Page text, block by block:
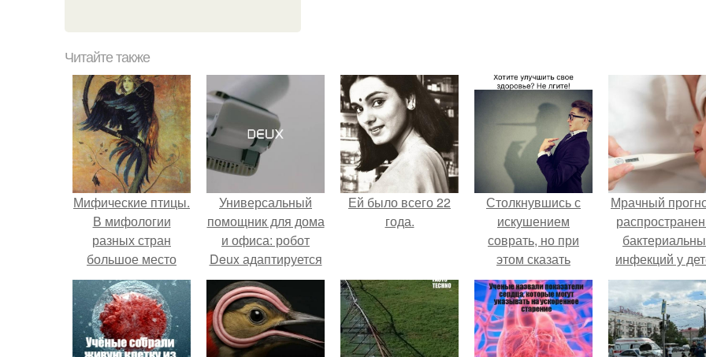
Читайте также
Мифические птицы.
В мифологии
разных стран
большое место
занимают образы
птиц.
Универсальный
помощник для дома
и офиса: робот
Deux адаптируется
к разным задачам.
Ей было всего 22
года.
Столкнувшись с
искушением
соврать, но при
этом сказать
правду, можно
значительно
укрепить как
психическое, так и
Мрачный
инфекций у
вышел.